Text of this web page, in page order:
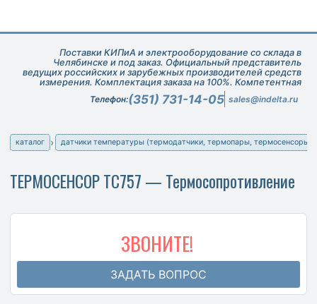
Поставки КИПиА и электрооборудование со склада в
Челябинске и под заказ. Официальный представитель
ведущих российских и зарубежных производителей средств
измерения. Комплектация заказа на 100%. Компетентная
техническая поддержка при подборе оборудования.
Телефон:(351) 731-14-05 sales@indelta.ru
каталог датчики температуры (термодатчики, термопары, термосенсоры)
ТЕРМОСЕНСОР ТС757 — Термосопротивление
ЗВОНИТЕ!
ЗАДАТЬ ВОПРОС